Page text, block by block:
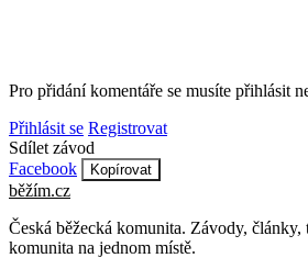
Pro přidání komentáře se musíte přihlásit
Přihlásit se Registrovat
Sdílet závod
Facebook
Kopírovat
běžím.cz
Česká běžecká komunita. Závody, články,
komunita na jednom místě.